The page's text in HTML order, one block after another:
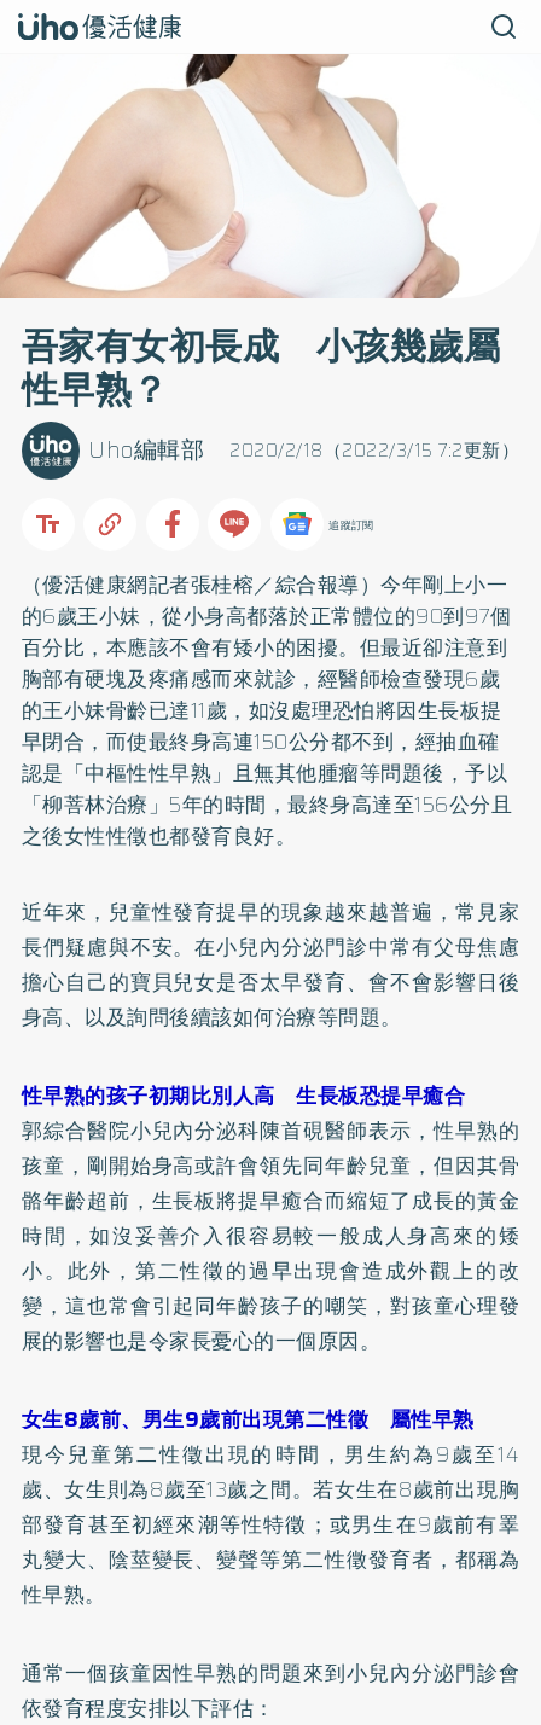
吾家有女初長成 小孩幾歲屬
性早熟？
2020/2/18（2022/3/15 7:2更新）
Uho編輯部
追蹤訂閱
（優活健康網記者張桂榕／綜合報導）今年剛上小一
的6歲王小妹，從小身高都落於正常體位的90到97個
百分比，本應該不會有矮小的困擾。但最近卻注意到
胸部有硬塊及疼痛感而來就診，經醫師檢查發現6歲
的王小妹骨齡已達11歲，如沒處理恐怕將因生長板提
早閉合，而使最終身高連150公分都不到，經抽血確
認是「中樞性性早熟」且無其他腫瘤等問題後，予以
「柳菩林治療」5年的時間，最終身高達至156公分且
之後女性性徵也都發育良好。
近年來，兒童性發育提早的現象越來越普遍，常見家
長們疑慮與不安。在小兒內分泌門診中常有父母焦慮
擔心自己的寶貝兒女是否太早發育、會不會影響日後
身高、以及詢問後續該如何治療等問題。
性早熟的孩子初期比別人高 生長板恐提早癒合
郭綜合醫院小兒內分泌科陳首硯醫師表示，性早熟的
孩童，剛開始身高或許會領先同年齡兒童，但因其骨
骼年齡超前，生長板將提早癒合而縮短了成長的黃金
時間，如沒妥善介入很容易較一般成人身高來的矮
小。此外，第二性徵的過早出現會造成外觀上的改
變，這也常會引起同年齡孩子的嘲笑，對孩童心理發
展的影響也是令家長憂心的一個原因。
女生8歲前、男生9歲前出現第二性徵 屬性早熟
現今兒童第二性徵出現的時間，男生約為9歲至14
歲、女生則為8歲至13歲之間。若女生在8歲前出現胸
部發育甚至初經來潮等性特徵；或男生在9歲前有睪
丸變大、陰莖變長、變聲等第二性徵發育者，都稱為
性早熟。
通常一個孩童因性早熟的問題來到小兒內分泌門診會
依發育程度安排以下評估：